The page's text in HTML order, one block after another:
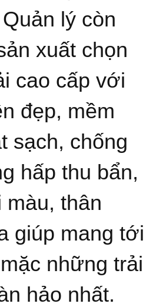
lý còn
xuất chọn
cao cấp với
đẹp, mềm
sạch, chống
hấp thu bẩn,
màu, thân
giúp mang tới
những trải
hảo nhất.